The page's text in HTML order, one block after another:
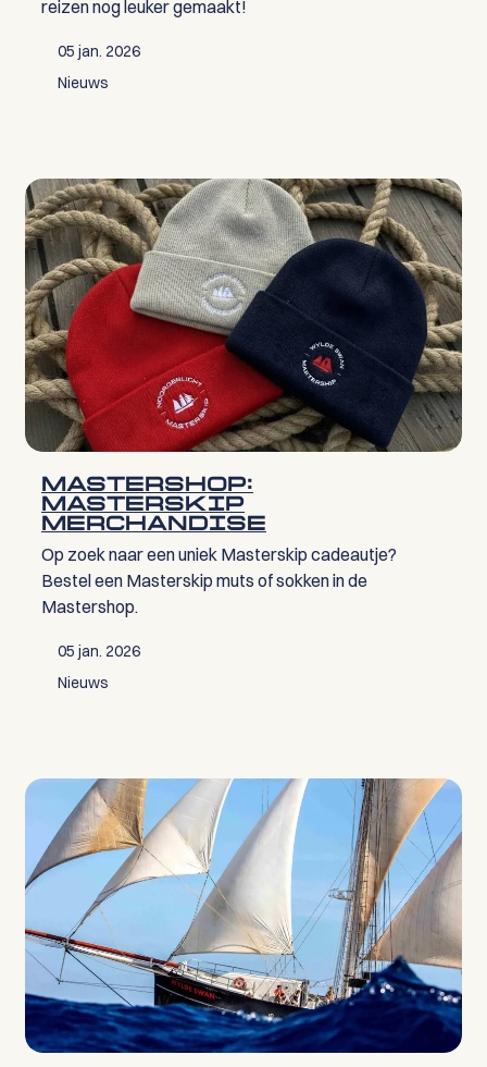
reizen nog leuker gemaakt!
05 jan. 2026
Nieuws
MASTERSHOP:
MASTERSKIP
MERCHANDISE
Op zoek naar een uniek Masterskip cadeautje?
Bestel een Masterskip muts of sokken in de
Mastershop.
05 jan. 2026
Nieuws